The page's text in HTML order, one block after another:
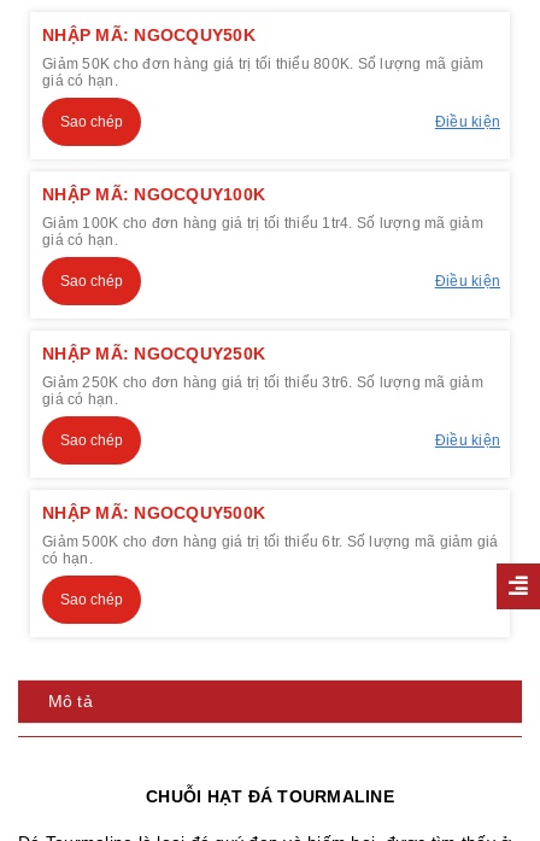
NHẬP MÃ: NGOCQUY50K
Giảm 50K cho đơn hàng giá trị tối thiểu 800K. Số lượng mã giảm
giá có hạn.
Sao chép Điều kiện
NHẬP MÃ: NGOCQUY100K
Giảm 100K cho đơn hàng giá trị tối thiểu 1tr4. Số lượng mã giảm
giá có hạn.
Sao chép Điều kiện
NHẬP MÃ: NGOCQUY250K
Giảm 250K cho đơn hàng giá trị tối thiểu 3tr6. Số lượng mã giảm
giá có hạn.
Sao chép Điều kiện
NHẬP MÃ: NGOCQUY500K
Giảm 500K cho đơn hàng giá trị tối thiểu 6tr. Số lượng mã giảm giá
có hạn.
Sao chép
Mô tả
CHUỖI HẠT ĐÁ TOURMALINE